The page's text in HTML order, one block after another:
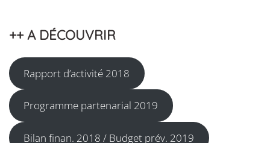
++ A DÉCOUVRIR
Rapport d’activité 2018
Programme partenarial 2019
Bilan finan. 2018 / Budget prév. 2019